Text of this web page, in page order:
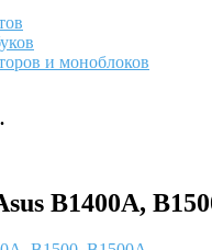
и моноблоков
B1400A,